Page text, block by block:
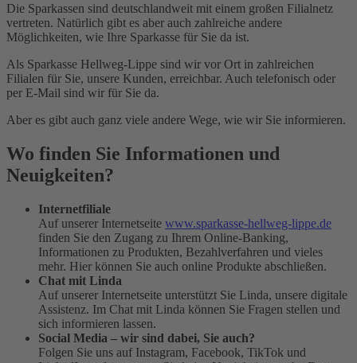
Die Sparkassen sind deutschlandweit mit einem großen Filialnetz
vertreten. Natürlich gibt es aber auch zahlreiche andere
Möglichkeiten, wie Ihre Sparkasse für Sie da ist.
Als Sparkasse Hellweg-Lippe sind wir vor Ort in zahlreichen
Filialen für Sie, unsere Kunden, erreichbar. Auch telefonisch oder
per E-Mail sind wir für Sie da.
Aber es gibt auch ganz viele andere Wege, wie wir Sie informieren.
Wo finden Sie Informationen und
Neuigkeiten?
Internetfiliale
Auf unserer Internetseite www.sparkasse-hellweg-lippe.de
finden Sie den Zugang zu Ihrem Online-Banking,
Informationen zu Produkten, Bezahlverfahren und vieles
mehr. Hier können Sie auch online Produkte abschließen.
Chat mit Linda
Auf unserer Internetseite unterstützt Sie Linda, unsere digitale
Assistenz. Im Chat mit Linda können Sie Fragen stellen und
sich informieren lassen.
Social Media – wir sind dabei, Sie auch?
Folgen Sie uns auf Instagram, Facebook, TikTok und